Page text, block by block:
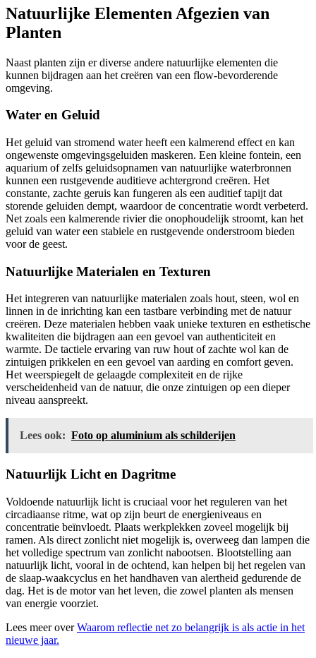
Natuurlijke Elementen Afgezien van
Planten
Naast planten zijn er diverse andere natuurlijke elementen die
kunnen bijdragen aan het creëren van een flow-bevorderende
omgeving.
Water en Geluid
Het geluid van stromend water heeft een kalmerend effect en kan
ongewenste omgevingsgeluiden maskeren. Een kleine fontein, een
aquarium of zelfs geluidsopnamen van natuurlijke waterbronnen
kunnen een rustgevende auditieve achtergrond creëren. Het
constante, zachte geruis kan fungeren als een auditief tapijt dat
storende geluiden dempt, waardoor de concentratie wordt verbeterd.
Net zoals een kalmerende rivier die onophoudelijk stroomt, kan het
geluid van water een stabiele en rustgevende onderstroom bieden
voor de geest.
Natuurlijke Materialen en Texturen
Het integreren van natuurlijke materialen zoals hout, steen, wol en
linnen in de inrichting kan een tastbare verbinding met de natuur
creëren. Deze materialen hebben vaak unieke texturen en esthetische
kwaliteiten die bijdragen aan een gevoel van authenticiteit en
warmte. De tactiele ervaring van ruw hout of zachte wol kan de
zintuigen prikkelen en een gevoel van aarding en comfort geven.
Het weerspiegelt de gelaagde complexiteit en de rijke
verscheidenheid van de natuur, die onze zintuigen op een dieper
niveau aanspreekt.
Lees ook: Foto op aluminium als schilderijen
Natuurlijk Licht en Dagritme
Voldoende natuurlijk licht is cruciaal voor het reguleren van het
circadiaanse ritme, wat op zijn beurt de energieniveaus en
concentratie beïnvloedt. Plaats werkplekken zoveel mogelijk bij
ramen. Als direct zonlicht niet mogelijk is, overweeg dan lampen die
het volledige spectrum van zonlicht nabootsen. Blootstelling aan
natuurlijk licht, vooral in de ochtend, kan helpen bij het regelen van
de slaap-waakcyclus en het handhaven van alertheid gedurende de
dag. Het is de motor van het leven, die zowel planten als mensen
van energie voorziet.
Lees meer overWaarom reflectie net zo belangrijk is als actie in het
nieuwe jaar.